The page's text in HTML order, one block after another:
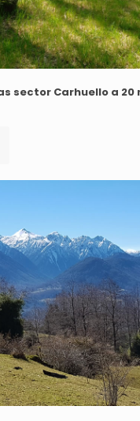
sector Carhuello a 20